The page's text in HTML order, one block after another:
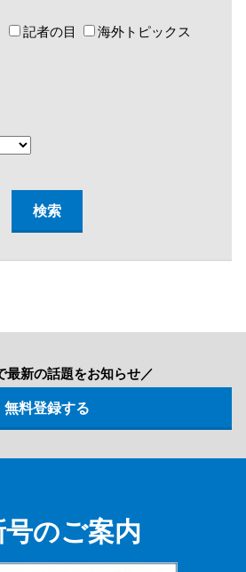
記者の目 海外トピックス
最新の話題をお知らせ／
号のご案内